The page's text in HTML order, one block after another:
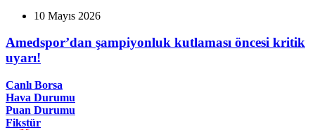
10 Mayıs 2026
Amedspor’dan şampiyonluk kutlaması öncesi kritik
uyarı!
Canlı Borsa
Hava Durumu
Puan Durumu
Fikstür